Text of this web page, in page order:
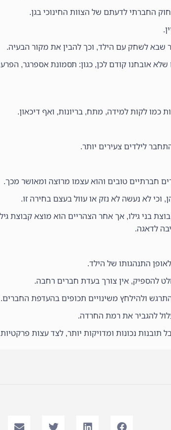
החברתי לדעתם של הצוות החינוכי בגן.
שבא לשחק עם הילד, וכך להבין את מקור הבעיה.
שלא אובחנו קודם לכן, כגון: תסמונת אספרגר,
כמו לקות למידה, מתח, בריונות, ואף דיכאון.
חברתיים טובים והוא עצמו מרוצה ומאושר מכך.
וכי לא נעשה לא נזק או עוול בעצם בחירה זו.
בני גילו, אך אחר הצהריים הוא מוצא קבוצת
לדאגה.
התנהגותו של הילד.
להספיק, אין צורך בעדת חברים רחבה.
ולהילחץ משינויים תכופים בהעדפת החברים.
להגביר את רמת החרדה.
תובנות נכונות ומדויקות יותר, לצד עצות